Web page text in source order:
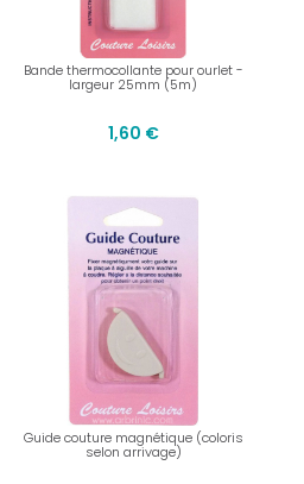
Bande thermocollante pour ourlet -
largeur 25mm (5m)
1,60 €
Guide couture magnétique (coloris
selon arrivage)